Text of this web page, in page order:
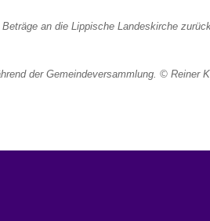
an die Lippische Landeskirche
der Gemeindeversammlung. © Reiner